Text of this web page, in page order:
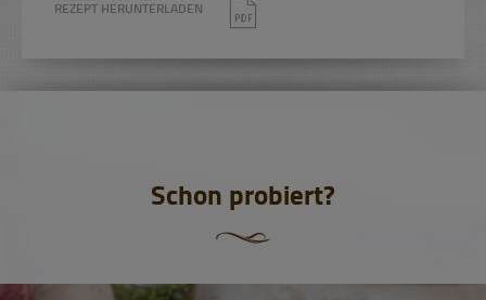
REZEPT HERUNTERLADEN
Schon probiert?